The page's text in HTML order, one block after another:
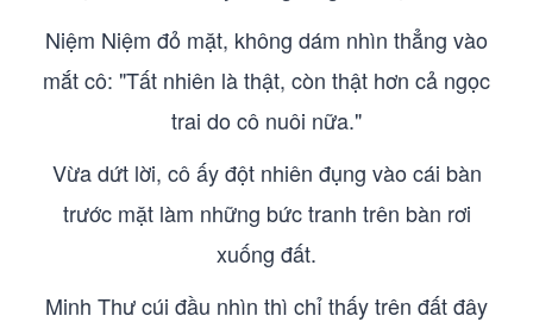
Niệm Niệm đỏ mặt, không dám nhìn thẳng vào
mắt cô: "Tất nhiên là thật, còn thật hơn cả ngọc
trai do cô nuôi nữa."
Vừa dứt lời, cô ấy đột nhiên đụng vào cái bàn
trước mặt làm những bức tranh trên bàn rơi
xuống đất.
Minh Thư cúi đầu nhìn thì chỉ thấy trên đất đây